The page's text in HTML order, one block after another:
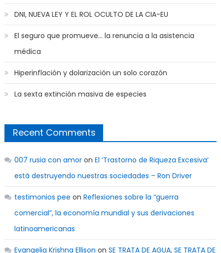
DNI, NUEVA LEY Y EL ROL OCULTO DE LA CIA-EU
El seguro que promueve… la renuncia a la asistencia
médica
Hiperinflación y dolarización un solo corazón
La sexta extinción masiva de especies
Recent Comments
007 rusia con amoron El ‘Trastorno de Riqueza Excesiva’
está destruyendo nuestras sociedades – Ron Driver
testimonios pee on Reflexiones sobre la “guerra
comercial”, la economía mundial y sus derivaciones
latinoamericanas
Evangelia Krishna Ellison on SE TRATA DE AGUA, SE TRATA DE